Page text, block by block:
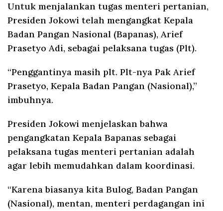
Untuk menjalankan tugas menteri pertanian,
Presiden Jokowi telah mengangkat Kepala
Badan Pangan Nasional (Bapanas), Arief
Prasetyo Adi, sebagai pelaksana tugas (Plt).
“Penggantinya masih plt. Plt-nya Pak Arief
Prasetyo, Kepala Badan Pangan (Nasional),”
imbuhnya.
Presiden Jokowi menjelaskan bahwa
pengangkatan Kepala Bapanas sebagai
pelaksana tugas menteri pertanian adalah
agar lebih memudahkan dalam koordinasi.
“Karena biasanya kita Bulog, Badan Pangan
(Nasional), mentan, menteri perdagangan ini